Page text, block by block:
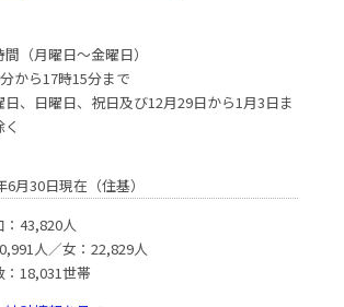
（月曜日〜金曜日）
から17時15分まで
、日曜日、祝日及び12月29日から1月3日ま
6月30日現在（住基）
：43,820人
人／女：22,829人
：18,031世帯